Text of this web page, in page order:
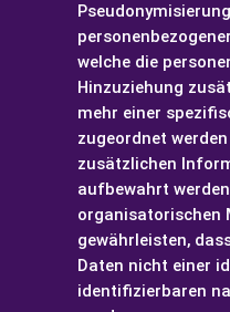
welche die
Hinzuziehung
mehr einer
zugeordnet
zusätzlichen
aufbewahrt
organisatorischen
gewährleisten,
Daten nicht einer
identifizierbaren